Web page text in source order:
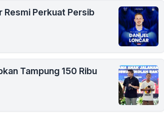
Resmi Perkuat Persib
Tampung 150 Ribu